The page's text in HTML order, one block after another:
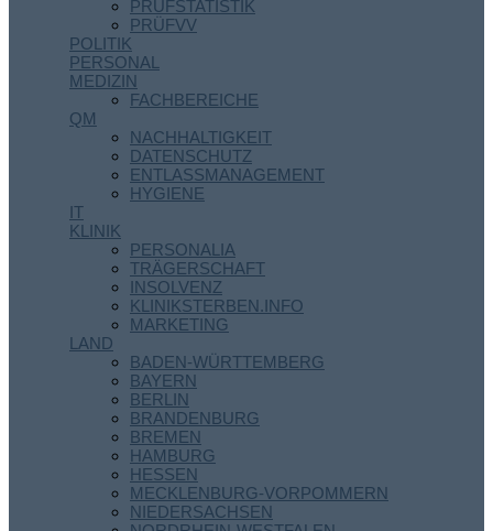
PRÜFSTATISTIK
PRÜFVV
POLITIK
PERSONAL
MEDIZIN
FACHBEREICHE
QM
NACHHALTIGKEIT
DATENSCHUTZ
ENTLASSMANAGEMENT
HYGIENE
IT
KLINIK
PERSONALIA
TRÄGERSCHAFT
INSOLVENZ
KLINIKSTERBEN.INFO
MARKETING
LAND
BADEN-WÜRTTEMBERG
BAYERN
BERLIN
BRANDENBURG
BREMEN
HAMBURG
HESSEN
MECKLENBURG-VORPOMMERN
NIEDERSACHSEN